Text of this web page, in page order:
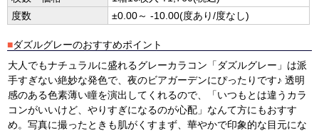
度数
±0.00～ -10.00(度あり/度なし)
■ダズルグレーのおすすめポイント
大人でもナチュラルに盛れるグレーカラコン「ダズルグレー」は派
手すぎない絶妙な発色で、夜のビアガーデンにぴったりです♪ 透明
感のある色素薄い瞳を演出してくれるので、「いつもとは違うカラ
コンがいいけど、やりすぎになるのが心配」なんて方にもおすす
め。写真に撮ったときも肌がくすまず、華やかで印象的な目元にな